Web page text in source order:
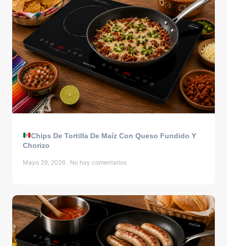
Chips De Tortilla De Maíz Con Queso Fundido Y
Chorizo
Mayo 29, 2026 No hay comentarios